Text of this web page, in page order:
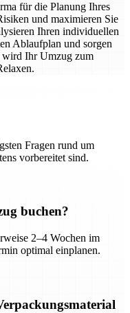
für die Planung Ihres
und maximieren Sie
Ihren individuellen
Ablaufplan und sorgen
wird Ihr Umzug zum
Fragen rund um
vorbereitet sind.
buchen?
2–4 Wochen im
optimal einplanen.